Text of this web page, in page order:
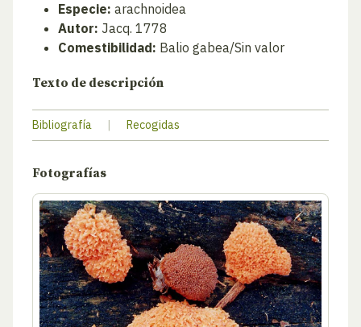
Especie: arachnoidea
Autor: Jacq. 1778
Comestibilidad: Balio gabea/Sin valor
Texto de descripción
Bibliografía | Recogidas
Fotografías